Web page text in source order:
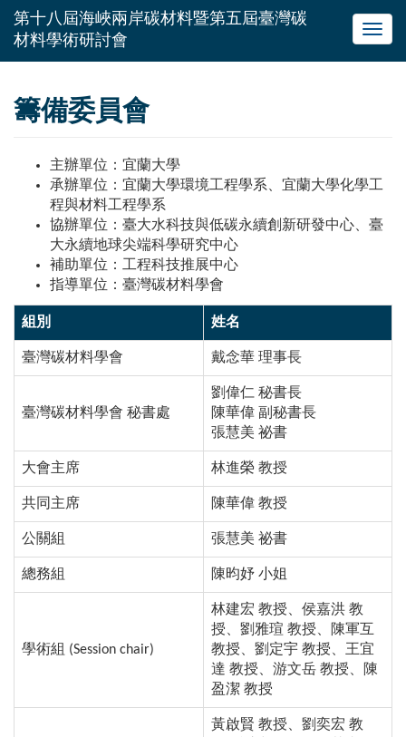
籌備委員會
主辦單位：宜蘭大學
承辦單位：宜蘭大學環境工程學系、宜蘭大學化學工
程與材料工程學系
協辦單位：臺大水科技與低碳永續創新研發中心、臺
大永續地球尖端科學研究中心
補助單位：工程科技推展中心
指導單位：臺灣碳材料學會
組別 姓名
臺灣碳材料學會 戴念華 理事長
臺灣碳材料學會 秘書處
劉偉仁 秘書長
陳華偉 副秘書長
張慧美 祕書
大會主席 林進榮 教授
共同 主席 陳華偉 教授
公關組 張慧美 祕書
總務組 陳昀妤 小姐
學術組 (Session chair)
林建宏 教授、侯嘉洪 教
授、劉雅瑄 教授、陳軍互
教授、劉定宇 教授、王宜
達 教授、游文岳 教授、陳
盈潔 教授
黃啟賢 教授、劉奕宏 教